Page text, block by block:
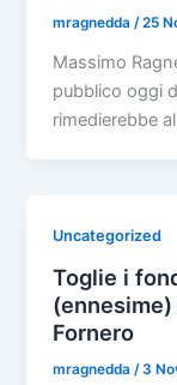
mragnedda /25
Massimo
pubblico oggi
rimedierebbe
Uncategorized
Toglie i
Fornero
mragnedda/3